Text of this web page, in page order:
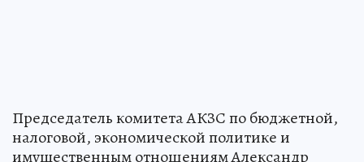
Председатель комитета АКЗС по бюджетной,
налоговой, экономической политике и
имущественным отношениям Александр